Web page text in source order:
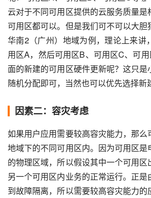
云对于不同可用区提供的云服务质量
可用区都可以。但是我们可不可以大胆
华南2（广州）地域为例，理论上来讲
用区A，然后可用区B、可用区C、可
面的新建的可用区硬件更新呢？这只
随机分配即可，当然也可以优先选择新
因素二：容灾考虑
如果用户应用需要较高容灾能力，那么
地域下的不同可用区内。因为可用区是
的物理区域，所以假设其中一个可用
另一个可用区内业务的正常运行。正
到故障隔离，所以需要较高容灾能力